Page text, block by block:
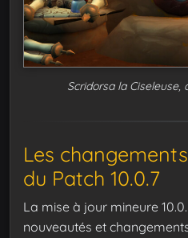
Scridorsa la Ciseleuse,
Les
du Patch 10.0.7
La mise à jour mineure
nouveautés et